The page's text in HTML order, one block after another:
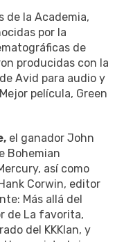
de la Academia,
por la
de
producidas con la
Avid para audio y
película, Green
el ganador John
Bohemian
así como
Corwin, editor
Más allá del
de La favorita,
del KKKlan, y